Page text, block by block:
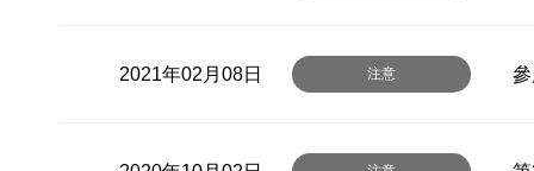
2021年02月08日 注意